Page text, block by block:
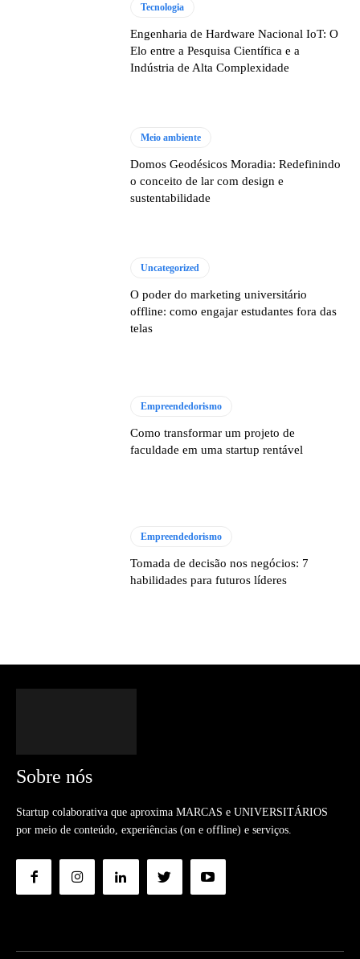
Tecnologia
Engenharia de Hardware Nacional IoT: O
Elo entre a Pesquisa Científica e a
Indústria de Alta Complexidade
Meio ambiente
Domos Geodésicos Moradia: Redefinindo
o conceito de lar com design e
sustentabilidade
Uncategorized
O poder do marketing universitário
offline: como engajar estudantes fora das
telas
Empreendedorismo
Como transformar um projeto de
faculdade em uma startup rentável
Empreendedorismo
Tomada de decisão nos negócios: 7
habilidades para futuros líderes
Sobre nós
Startup colaborativa que aproxima MARCAS e UNIVERSITÁRIOS
por meio de conteúdo, experiências (on e offline) e serviços.